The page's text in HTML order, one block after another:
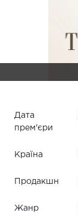
Дата
прем'єри
Країна
Продакшн
Жанр